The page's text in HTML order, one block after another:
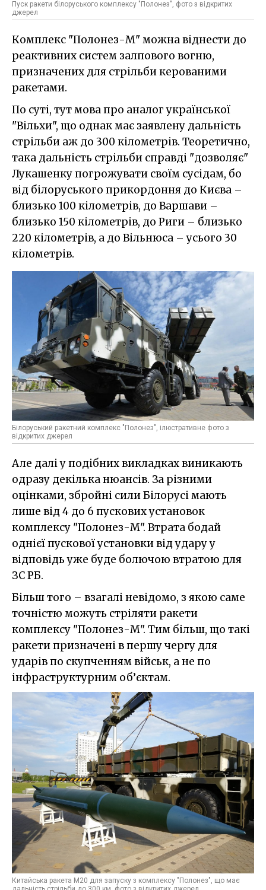
Пуск ракети білоруського комплексу "Полонез", фото з відкритих
джерел
Комплекс "Полонез-М" можна віднести до
реактивних систем залпового вогню,
призначених для стрільби керованими
ракетами.
По суті, тут мова про аналог української
"Вільхи", що однак має заявлену дальність
стрільби аж до 300 кілометрів. Теоретично,
така дальність стрільби справді "дозволяє"
Лукашенку погрожувати своїм сусідам, бо
від білоруського прикордоння до Києва –
близько 100 кілометрів, до Варшави –
близько 150 кілометрів, до Риги – близько
220 кілометрів, а до Вільнюса – усього 30
кілометрів.
Білоруський ракетний комплекс "Полонез", ілюстративне фото з
відкритих джерел
Але далі у подібних викладках виникають
одразу декілька нюансів. За різними
оцінками, збройні сили Білорусі мають
лише від 4 до 6 пускових установок
комплексу "Полонез-М". Втрата бодай
однієї пускової установки від удару у
відповідь уже буде болючою втратою для
ЗС РБ.
Більш того – взагалі невідомо, з якою саме
точністю можуть стріляти ракети
комплексу "Полонез-М". Тим більш, що такі
ракети призначені в першу чергу для
ударів по скупченням військ, а не по
інфраструктурним об’єктам.
Китайська ракета М20 для запуску з комплексу "Полонез", що має